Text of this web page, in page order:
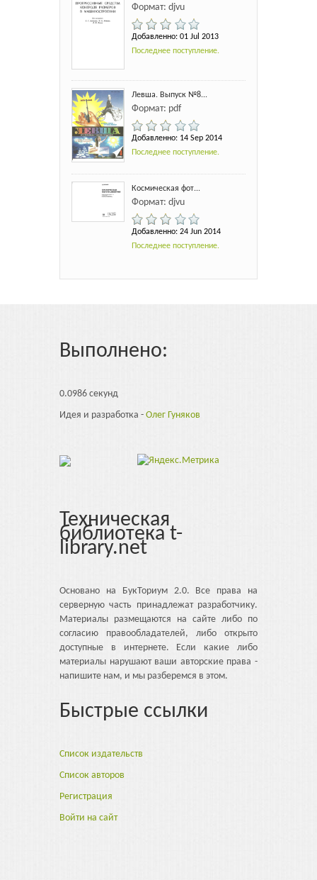
Формат: djvu
Добавленно: 01 Jul 2013
Последнее поступление.
Левша. Выпуск №8...
Формат: pdf
Добавленно: 14 Sep 2014
Последнее поступление.
Космическая фот...
Формат: djvu
Добавленно: 24 Jun 2014
Последнее поступление.
Выполнено:
0.0986 секунд
Идея и разработка - Олег Гуняков
Техническая
библиотека t-
library.net
Основано на БукТориум 2.0. Все права на
серверную часть принадлежат разработчику.
Материалы размещаются на сайте либо по
согласию правообладателей, либо открыто
доступные в интернете. Если какие либо
материалы нарушают ваши авторские права -
напишите нам, и мы разберемся в этом.
Быстрые ссылки
Список издательств
Список авторов
Регистрация
Войти на сайт